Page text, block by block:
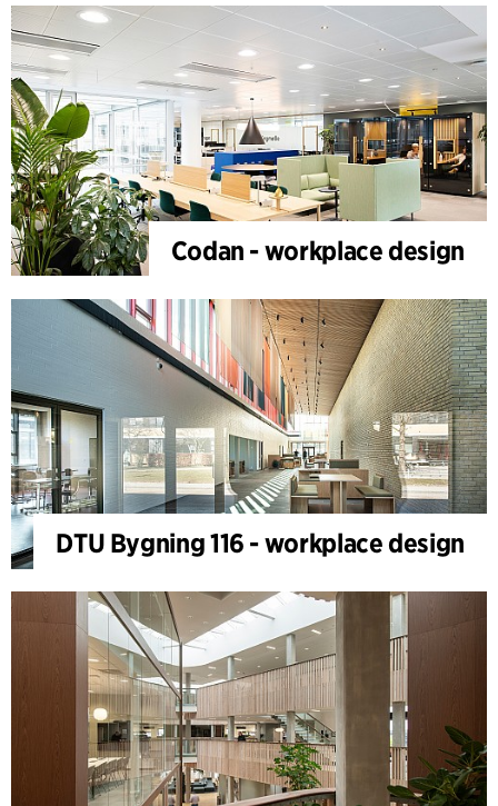
Codan - workplace design
DTU Bygning 116 - workplace design